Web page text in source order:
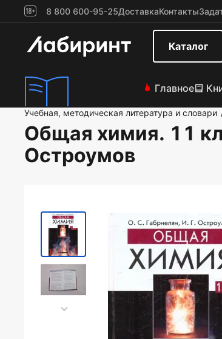
8 800 600-95-25ДоставкаКонтакты
Каталог
Главное
Учебная, методическая литература и словари
Общая химия. 11
Остроумов